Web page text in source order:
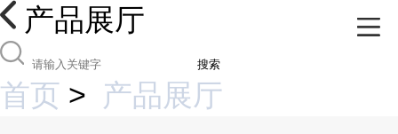
产品展厅
搜索
首页 > 产品展厅